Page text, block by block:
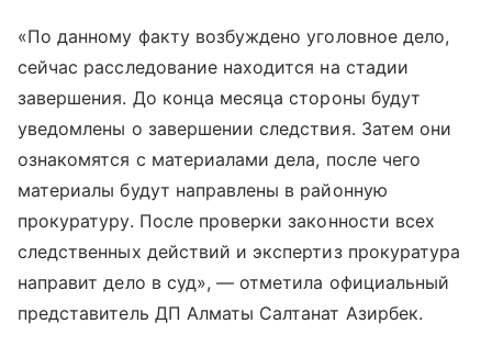
«По данному факту возбуждено уголовное дело,
сейчас расследование находится на стадии
завершения. До конца месяца стороны будут
уведомлены о завершении следствия. Затем они
ознакомятся с материалами дела, после чего
материалы будут направлены в районную
прокуратуру. После проверки законности всех
следственных действий и экспертиз прокуратура
направит дело в суд», — отметила официальный
представитель ДП Алматы Салтанат Азирбек.